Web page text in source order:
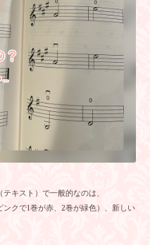
キスト）で一般的なのは、
クで1巻が赤、2巻が緑色）、新しい